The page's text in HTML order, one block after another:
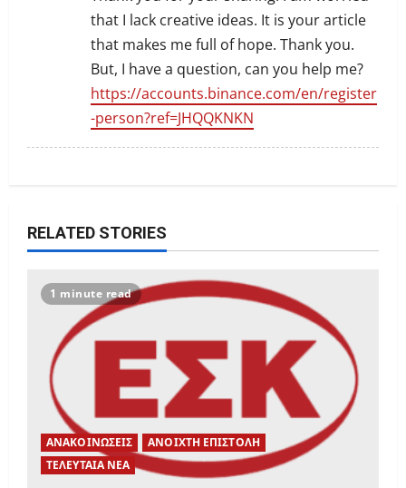
n
that I lack creative ideas. It is your article
that makes me full of hope. Thank you.
But, I have a question, can you help me?
https://accounts.binance.com/en/register
-person?ref=JHQQKNKN
RELATED STORIES
1 minute read
ΑΝΑΚΟΙΝΩΣΕΙΣ
ΑΝΟΙΧΤΗ ΕΠΙΣΤΟΛΗ
ΤΕΛΕΥΤΑΙΑ ΝΕΑ